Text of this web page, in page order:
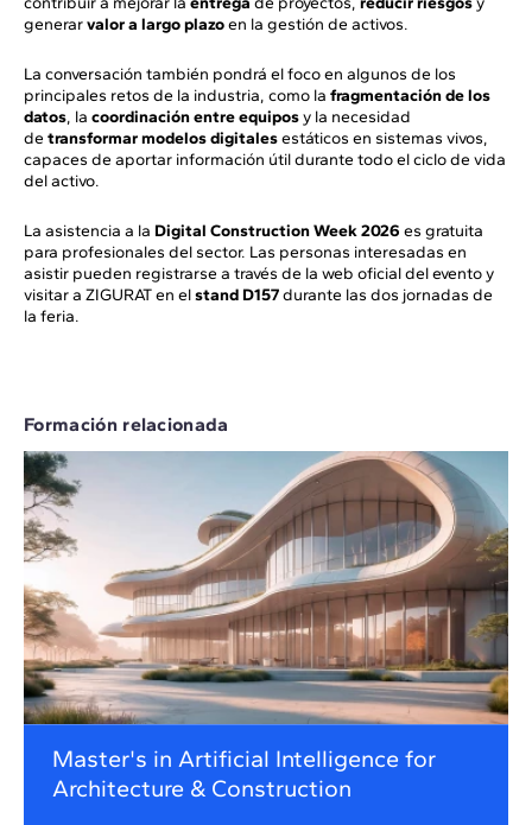
generarvalor a largo plazoen la gestión de activos.
La conversación también pondrá el foco en algunos de los
principales retos de la industria, como la fragmentación de los
datos, la coordinación entre equiposy la necesidad
de transformar modelos digitalesestáticos en sistemas vivos,
capaces de aportar información útil durante todo el ciclo de vida
del activo.
La asistencia a la Digital Construction Week 2026 es gratuita
para profesionales del sector. Las personas interesadas en
asistir pueden registrarse a través de la web oficial del evento y
visitar a ZIGURAT en elstand D157durante las dos jornadas de
la feria.
Formación relacionada
Master's in Artificial Intelligence for
Architecture & Construction